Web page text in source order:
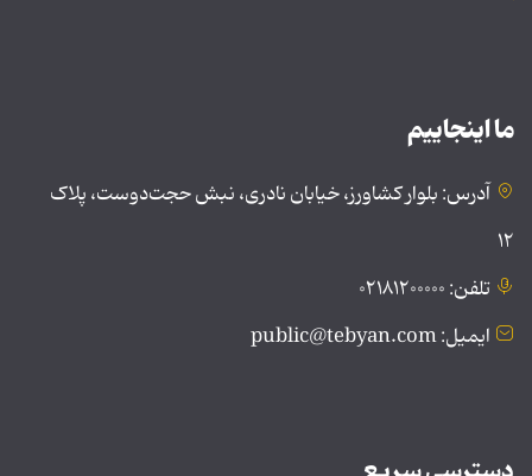
ما اینجاییم
آدرس: بلوار کشاورز، خیابان نادری، نبش حجت‌دوست، پلاک
۱۲
تلفن: ۰۲۱۸۱۲۰۰۰۰۰
ایمیل: public@tebyan.com